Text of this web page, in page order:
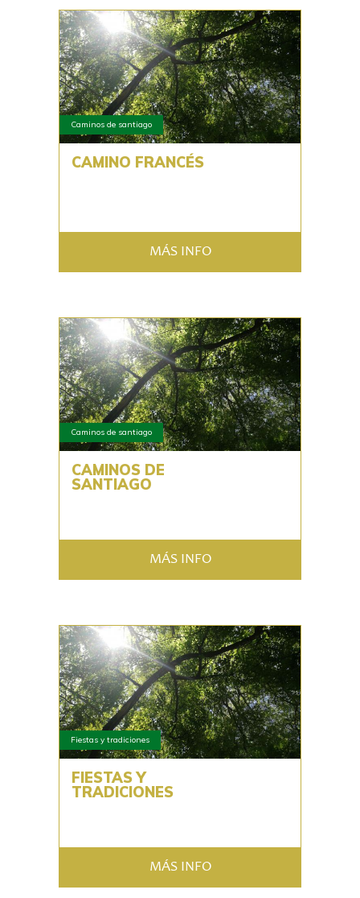
Caminos de santiago
CAMINO FRANCÉS
MÁS INFO
Caminos de santiago
CAMINOS DE
SANTIAGO
MÁS INFO
Fiestas y tradiciones
FIESTAS Y
TRADICIONES
MÁS INFO